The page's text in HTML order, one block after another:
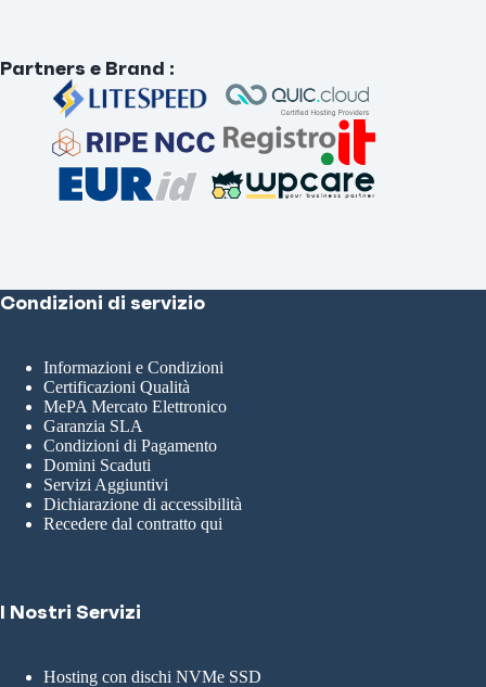
Partners e Brand :
Condizioni di servizio
Informazioni e Condizioni
Certificazioni Qualità
MePA Mercato Elettronico
Garanzia SLA
Condizioni di Pagamento
Domini Scaduti
Servizi Aggiuntivi
Dichiarazione di accessibilità
Recedere dal contratto qui
I Nostri Servizi
Hosting con dischi NVMe SSD